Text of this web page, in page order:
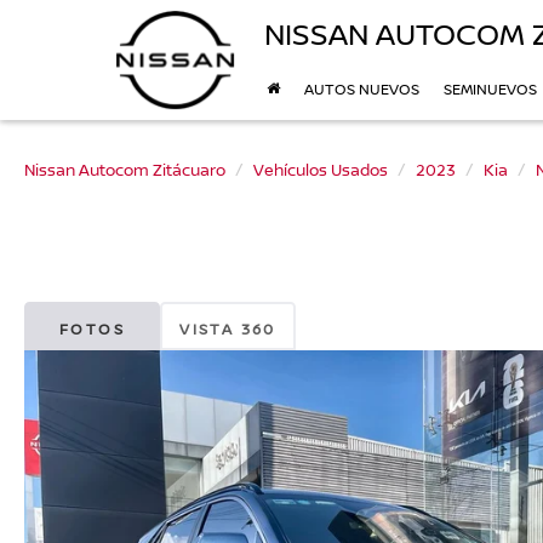
NISSAN AUTOCOM
AUTOS NUEVOS SEMINUEVOS
Nissan Autocom Zitácuaro Vehículos Usados 2023 Kia
FOTOS VISTA 360